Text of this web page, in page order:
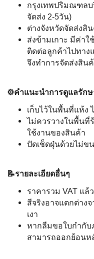
กรุงเทพปริมณฑลบ
จัดส่ง 2-5วัน)
ต่างจังหวัดจัดส่งสิ
ส่งข้ามเกาะ มีค่าใ
ติดต่อลูกค้าไปทาง
จึงทำการจัดส่งสิน
⚙️คำแนะนำการดูแลรักษ
เก็บไว้ในพื้นที่แห้ง
ไม่ควรวางในพื้นที่
ใช้งานของสินค้า
ปัดเช็ดฝุ่นด้วยไม่ข
📝รายละเอียดอื่นๆ
ราคารวม VAT แล้ว
สีจริงอาจแตกต่าง
เงา
หากลืมขอใบกำกับ
สามารถออกย้อนห